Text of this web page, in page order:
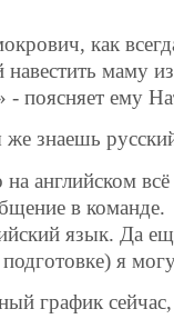
как
маму
- поясняет ему
знаешь
английском
в команде.
язык. Да
я
график сейчас,